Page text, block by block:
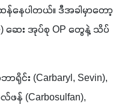
နေပါတယ်။ ဒီအခါမှာတော့
ဆေး အုပ်စု OP တွေနဲ့ သိပ်
င်း (Carbaryl, Sevin),
ဖန် (Carbosulfan),